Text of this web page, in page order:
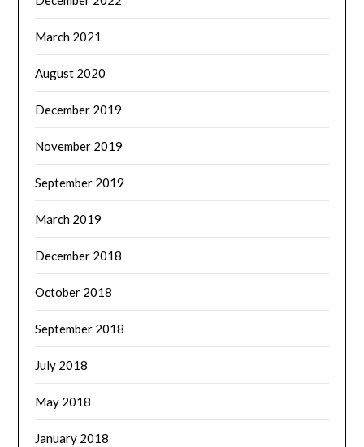
March 2021
August 2020
December 2019
November 2019
September 2019
March 2019
December 2018
October 2018
September 2018
July 2018
May 2018
January 2018